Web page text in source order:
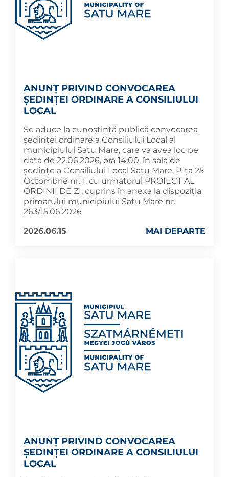
ANUNȚ PRIVIND CONVOCAREA
ȘEDINȚEI ORDINARE A CONSILIULUI
LOCAL
Se aduce la cunoștință publică convocarea
ședinței ordinare a Consiliului Local al
municipiului Satu Mare, care va avea loc pe
data de 22.06.2026, ora 14:00, în sala de
ședințe a Consiliului Local Satu Mare, P-ța 25
Octombrie nr. 1, cu următorul PROIECT AL
ORDINII DE ZI, cuprins în anexa la dispoziția
primarului municipiului Satu Mare nr.
263/15.06.2026
2026.06.15
MAI DEPARTE
ANUNȚ PRIVIND CONVOCAREA
ȘEDINȚEI ORDINARE A CONSILIULUI
LOCAL